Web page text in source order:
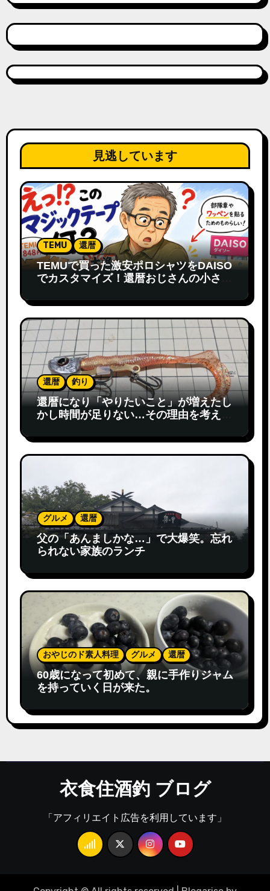
見逃しています
TEMU 還暦
TEMUで買った激安ポロシャツをDAISO
でカスタマイズ！還暦おじさんの小さな
還暦 釣り
還暦になり「やりたいこと」が増えたし
かし時間が足りない…その理由を考えて
グルメ 還暦
父の「あんましかな…」で大爆笑。忘れ
られない家族のランチ
おやじのド素人料理 グルメ 還暦
60歳になって初めて、親に手作りジャム
を持っていく日が来た。
衣食住酒釣 ブログ
「アフィリエイト広告を利用しています」